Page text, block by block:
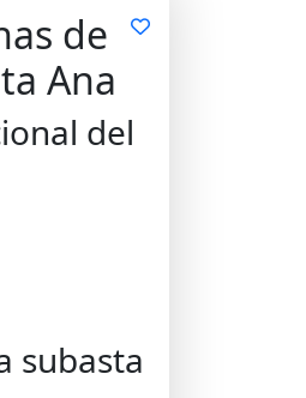
de
Ana
del
subasta